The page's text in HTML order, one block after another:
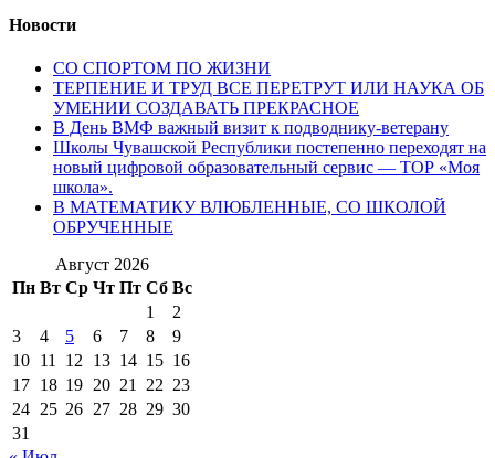
Новости
СО СПОРТОМ ПО ЖИЗНИ
ТЕРПЕНИЕ И ТРУД ВСЕ ПЕРЕТРУТ ИЛИ НАУКА ОБ
УМЕНИИ СОЗДАВАТЬ ПРЕКРАСНОЕ
В День ВМФ важный визит к подводнику-ветерану
Школы Чувашской Республики постепенно переходят на
новый цифровой образовательный сервис — ТОР «Моя
школа».
В МАТЕМАТИКУ ВЛЮБЛЕННЫЕ, СО ШКОЛОЙ
ОБРУЧЕННЫЕ
Август 2026
Пн Вт Ср Чт Пт Сб Вс
1
2
3
4 5 6 7 8
9
10 11 12 13 14 15 16
17 18 19 20 21 22 23
24 25 26 27 28 29 30
31